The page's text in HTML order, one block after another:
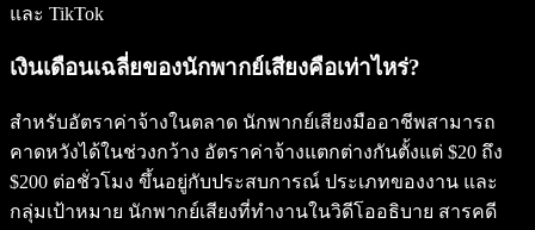
และ TikTok
เงินเดือนเฉลี่ยของนักพากย์เสียงคือเท่าไหร่?
สำหรับอัตราค่าจ้างในตลาด นักพากย์เสียงมืออาชีพสามารถ
คาดหวังได้ในช่วงกว้าง อัตราค่าจ้างแตกต่างกันตั้งแต่ $20 ถึง
$200 ต่อชั่วโมง ขึ้นอยู่กับประสบการณ์ ประเภทของงาน และ
กลุ่มเป้าหมาย นักพากย์เสียงที่ทำงานในวิดีโออธิบาย สารคดี